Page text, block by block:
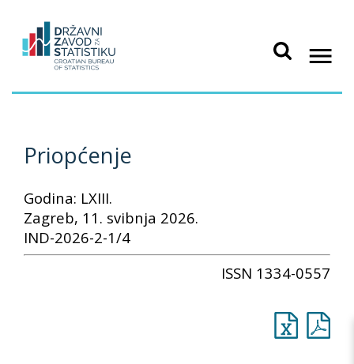
Priopćenje
Godina: LXIII.
Zagreb, 11. svibnja 2026.
IND-2026-2-1/4
ISSN 1334-0557